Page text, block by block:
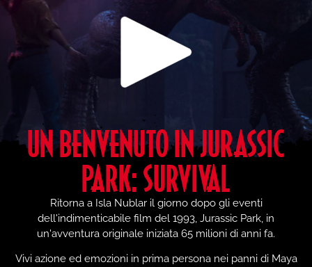
UN BENVENUTO IN JURASSIC
PARK: SURVIVAL
Ritorna a Isla Nublar il giorno dopo gli eventi
dell'indimenticabile film del 1993, Jurassic Park, in
un'avventura originale iniziata 65 milioni di anni fa.
Vivi azione ed emozioni in prima persona nei panni di Maya